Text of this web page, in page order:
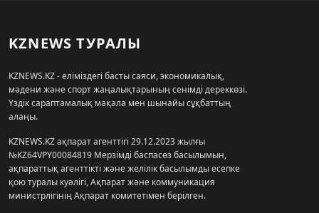
KZNEWS ТУРАЛЫ
KZNEWS.KZ - еліміздегі басты саяси, экономикалық,
мәдени және спорт жаңалықтарының сенімді дереккөзі.
Үздік сараптамалық мақала мен шынайы сұқбаттың
алаңы.
KZNEWS.KZ ақпарат агенттігі 29.12.2023 жылғы
№KZ64VPY00084819 Мерзімді баспасөз басылымын,
ақпараттық агенттікті және желілік басылымды есепке
қою туралы куәлігі, Ақпарат және коммуникация
министрлігінің Ақпарат комитетімен берілген.